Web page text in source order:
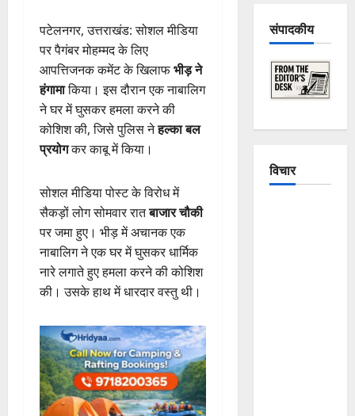
पटेलनगर, उत्तराखंड: सोशल मीडिया
पर पैगंबर मोहम्मद के लिए
आपत्तिजनक कमेंट के खिलाफभीड़ ने
हंगामाकिया। इस दौरान एक नाबालिग
ने घर में घुसकर हमला करने की
कोशिश की, जिसे पुलिस नेहल्का बल
प्रयोगकर काबू में किया।
सोशल मीडिया पोस्ट के विरोध में
सैकड़ों लोग सोमवार रातबाजार चौकी
पर जमा हुए। भीड़ में अचानक एक
नाबालिग ने एक घर में घुसकर धार्मिक
नारे लगाते हुए हमला करने की कोशिश
की। उसके हाथ में धारदार वस्तु थी।
संपादकीय
विचार